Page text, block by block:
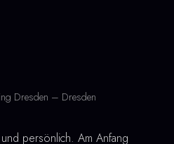
Dresden – Dresden
persönlich. Am Anfang